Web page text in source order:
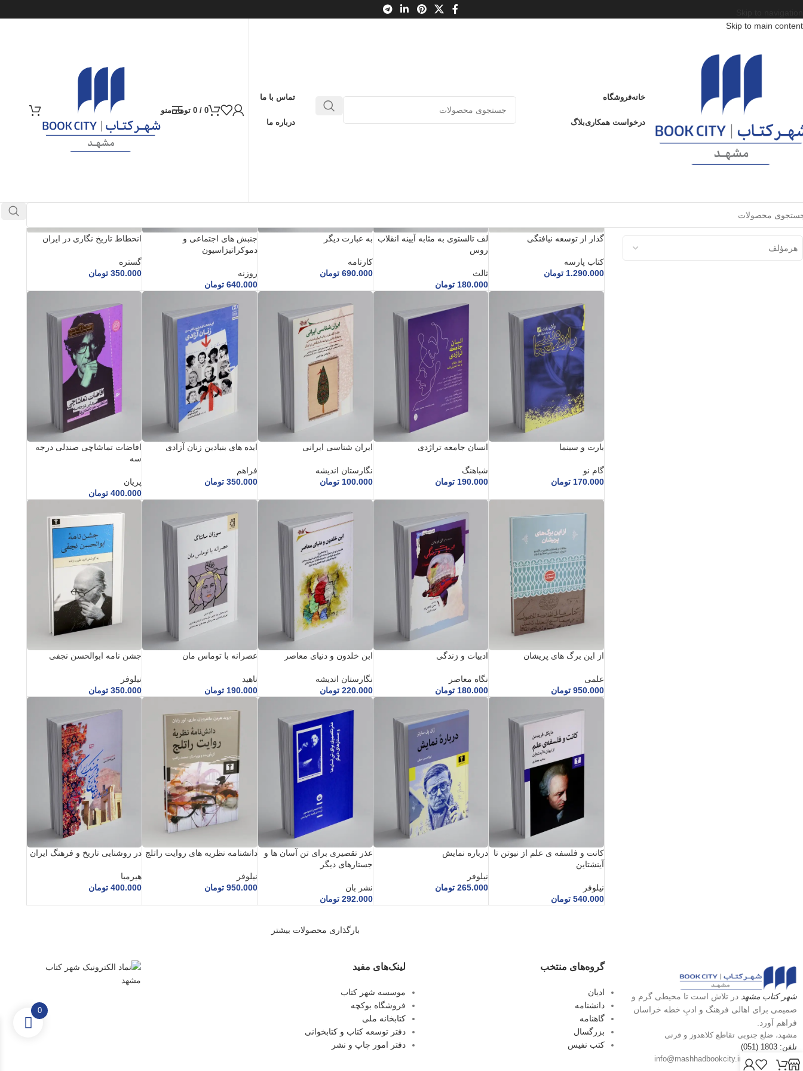
Skip to main content
خانهفروشگاه
درخواست همکاریبلاگ
تماس با ما
درباره ما
0
/
0 تومانمنو
وضعیت موجودی
فیلتر ناشر
فیلتر نویسنده
هرمؤلف
گذار از توسعه نیافتگی
کتاب پارسه
1.290.000 تومان
لف تالستوی به مثابه آیینه انقلاب
روس
ثالث
180.000 تومان
به عبارت دیگر
کارنامه
690.000 تومان
جنبش های اجتماعی و
دموکراتیزاسیون
روزنه
640.000 تومان
انحطاط تاریخ نگاری در ایران
گستره
350.000 تومان
بارت و سینما
گام نو
170.000 تومان
انسان جامعه تراژدی
شباهنگ
190.000 تومان
ایران شناسی ایرانی
نگارستان اندیشه
100.000 تومان
ایده های بنیادین زنان آزادی
فراهم
350.000 تومان
افاضات تماشاچی صندلی درجه
سه
پریان
400.000 تومان
از این برگ های پریشان
علمی
950.000 تومان
ادبیات و زندگی
نگاه معاصر
180.000 تومان
ابن خلدون و دنیای معاصر
نگارستان اندیشه
220.000 تومان
عصرانه با توماس مان
ناهید
190.000 تومان
جشن نامه ابوالحسن نجفی
نیلوفر
350.000 تومان
کانت و فلسفه ی علم از نیوتن تا
آینشتاین
نیلوفر
540.000 تومان
درباره نمایش
نیلوفر
265.000 تومان
عذر تقصیری برای تن آسان ها و
جستارهای دیگر
نشر بان
292.000 تومان
دانشنامه نظریه های روایت راتلج
نیلوفر
950.000 تومان
در روشنایی تاریخ و فرهنگ ایران
هیرمبا
400.000 تومان
بارگذاری محصولات بیشتر
شهر کتاب مشهد در تلاش است تا محیطی گرم و
صمیمی برای اهالی فرهنگ و ادبِ خطه خراسان
فراهم آورد.
مشهد، ضلع جنوبی تقاطع کلاهدوز و قرنی
تلفن: 1803 (051)
پست الکترونیک: info@mashhadbookcity.ir
گروه‌های منتخب
ادیان
دانشنامه
گاهنامه
بزرگسال
کتب نفیس
لینک‌های مفید
موسسه شهر کتاب
فروشگاه بوکچه
کتابخانه ملی
دفتر توسعه کتاب و کتابخوانی
دفتر امور چاپ و نشر
0